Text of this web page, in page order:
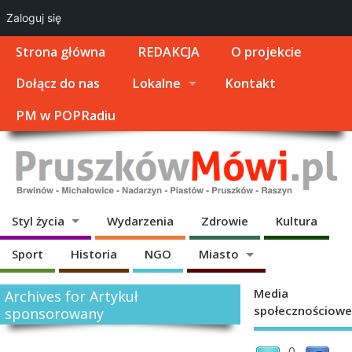
Strona główna REDAKCJA
O projekcie
Dołącz do nas
Lokalne
Kontakt
PM w POPRadiu
Styl życia Wydarzenia Zdrowie Kultura
Sport Historia NGO Miasto
Archives for Artykuł
sponsorowany
Media
społecznościowe
Zaloguj się